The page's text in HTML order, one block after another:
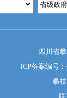
四川省
ICP备案编号：
攀
联